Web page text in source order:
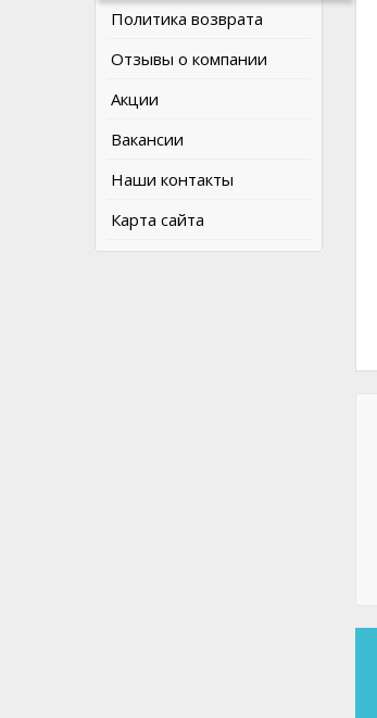
Политика возврата
Отзывы о компании
Акции
Вакансии
Наши контакты
Карта сайта